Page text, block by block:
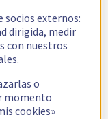
socios externos:
dirigida, medir
con nuestros
o
momento
cookies»